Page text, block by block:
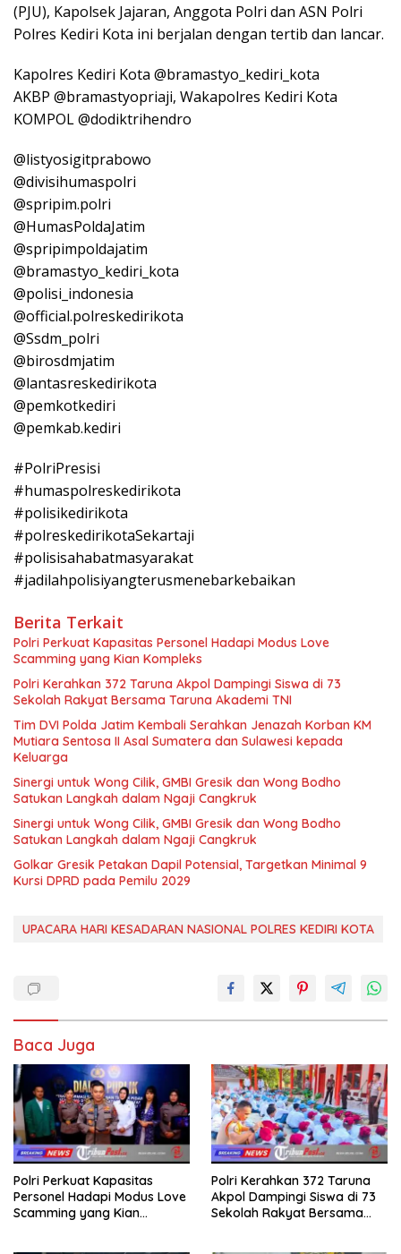
(PJU), Kapolsek Jajaran, Anggota Polri dan ASN Polri
Polres Kediri Kota ini berjalan dengan tertib dan lancar.
Kapolres Kediri Kota @bramastyo_kediri_kota
AKBP @bramastyopriaji, Wakapolres Kediri Kota
KOMPOL @dodiktrihendro
@listyosigitprabowo
@divisihumaspolri
@spripim.polri
@HumasPoldaJatim
@spripimpoldajatim
@bramastyo_kediri_kota
@polisi_indonesia
@official.polreskedirikota
@Ssdm_polri
@birosdmjatim
@lantasreskedirikota
@pemkotkediri
@pemkab.kediri
#PolriPresisi
#humaspolreskedirikota
#polisikedirikota
#polreskedirikotaSekartaji
#polisisahabatmasyarakat
#jadilahpolisiyangterusmenebarkebaikan
Berita Terkait
Polri Perkuat Kapasitas Personel Hadapi Modus Love
Scamming yang Kian Kompleks
Polri Kerahkan 372 Taruna Akpol Dampingi Siswa di 73
Sekolah Rakyat Bersama Taruna Akademi TNI
Tim DVI Polda Jatim Kembali Serahkan Jenazah Korban KM
Mutiara Sentosa II Asal Sumatera dan Sulawesi kepada
Keluarga
Sinergi untuk Wong Cilik, GMBI Gresik dan Wong Bodho
Satukan Langkah dalam Ngaji Cangkruk
Sinergi untuk Wong Cilik, GMBI Gresik dan Wong Bodho
Satukan Langkah dalam Ngaji Cangkruk
Golkar Gresik Petakan Dapil Potensial, Targetkan Minimal 9
Kursi DPRD pada Pemilu 2029
UPACARA HARI KESADARAN NASIONAL POLRES KEDIRI KOTA
Baca Juga
Polri Perkuat Kapasitas
Personel Hadapi Modus Love
Scamming yang Kian
Polri Kerahkan 372 Taruna
Akpol Dampingi Siswa di 73
Sekolah Rakyat Bersama